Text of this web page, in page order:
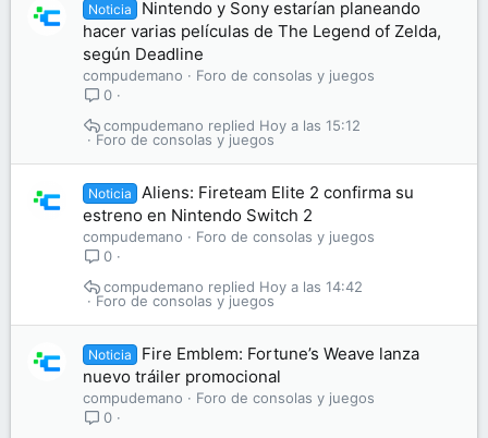
Noticia
Nintendo y Sony estarían planeando
hacer varias películas de The Legend of Zelda,
según Deadline
compudemano
Foro de consolas y juegos
0
Foro de consolas y juegos
Hoy a las 15:12
compudemano
Noticia
Aliens: Fireteam Elite 2 confirma su
estreno en Nintendo Switch 2
compudemano
Foro de consolas y juegos
0
Foro de consolas y juegos
Hoy a las 14:42
compudemano
Noticia
Fire Emblem: Fortune’s Weave lanza
nuevo tráiler promocional
compudemano
Foro de consolas y juegos
0